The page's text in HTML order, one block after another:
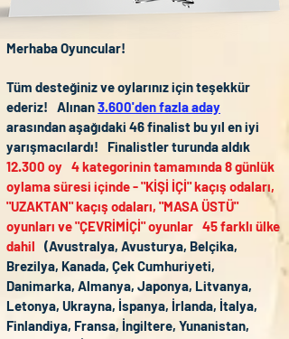
Merhaba Oyuncular!
Tüm desteğiniz ve oylarınız için teşekkür
ederiz!
Alınan3.600'den fazla aday
arasından aşağıdaki 46 finalist bu yıl en iyi
yarışmacılardı!
Finalistler turunda aldık
12.300 oy 4 kategorinin tamamında 8 günlük
oylama süresi içinde - "KİŞİ İÇİ" kaçış odaları,
"UZAKTAN" kaçış odaları, "MASA ÜSTÜ"
oyunları ve "ÇEVRİMİÇİ" oyunlar 45 farklı ülke
dahil
(Avustralya, Avusturya, Belçika,
Brezilya, Kanada, Çek Cumhuriyeti,
Danimarka, Almanya, Japonya, Litvanya,
Letonya, Ukrayna, İspanya, İrlanda, İtalya,
Finlandiya, Fransa, İngiltere, Yunanistan,